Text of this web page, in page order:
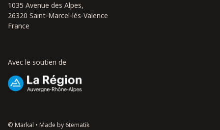
1035 Avenue des Alpes,
26320 Saint-Marcel-lès-Valence
France
Avec le soutien de
© Markal • Made by 6tematik